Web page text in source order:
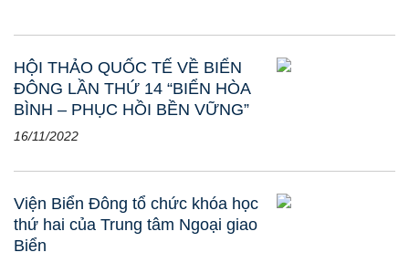
HỘI THẢO QUỐC TẾ VỀ BIỂN
ĐÔNG LẦN THỨ 14 “BIỂN HÒA
BÌNH – PHỤC HỒI BỀN VỮNG”
16/11/2022
Viện Biển Đông tổ chức khóa học
thứ hai của Trung tâm Ngoại giao
Biển